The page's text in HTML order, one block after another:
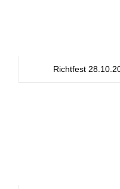
Richtfest